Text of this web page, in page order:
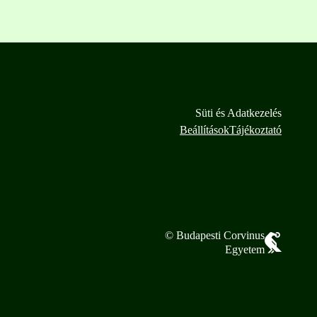
Süti és Adatkezelés
BeállításokTájékoztató
© Budapesti Corvinus
Egyetem